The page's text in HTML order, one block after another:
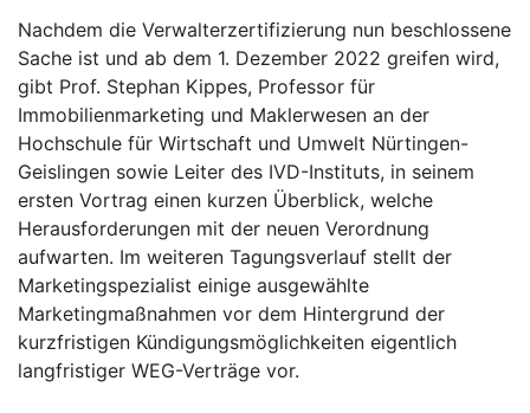
Nachdem die Verwalterzertifizierung nun beschlossene
Sache ist und ab dem 1. Dezember 2022 greifen wird,
gibt Prof. Stephan Kippes, Professor für
Immobilienmarketing und Maklerwesen an der
Hochschule für Wirtschaft und Umwelt Nürtingen-
Geislingen sowie Leiter des IVD-Instituts, in seinem
ersten Vortrag einen kurzen Überblick, welche
Herausforderungen mit der neuen Verordnung
aufwarten. Im weiteren Tagungsverlauf stellt der
Marketingspezialist einige ausgewählte
Marketingmaßnahmen vor dem Hintergrund der
kurzfristigen Kündigungsmöglichkeiten eigentlich
langfristiger WEG-Verträge vor.